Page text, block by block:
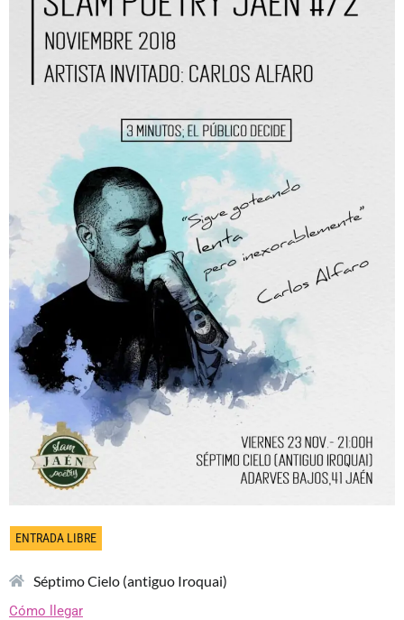
ENTRADA LIBRE
Séptimo Cielo (antiguo Iroquai)
Cómo llegar